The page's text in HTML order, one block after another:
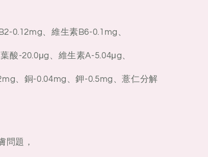
0.12mg、維生素B6-0.1mg、
酸-20.0μg、維生素A-5.04μg、
、銅-0.04mg、鉀-0.5mg、薏仁分解
問題，